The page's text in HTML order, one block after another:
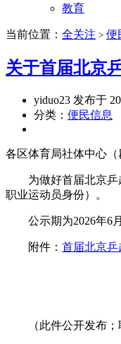
教育
当前位置： 全关注 > 便
关于首届北京
yiduo23 发布于
分类： 便民信息
各区体育局社体中心
为做好首届北京乒超
职业运动员身份）。
公示期为2026年6月
附件： 首届北京
（此件公开发布；联